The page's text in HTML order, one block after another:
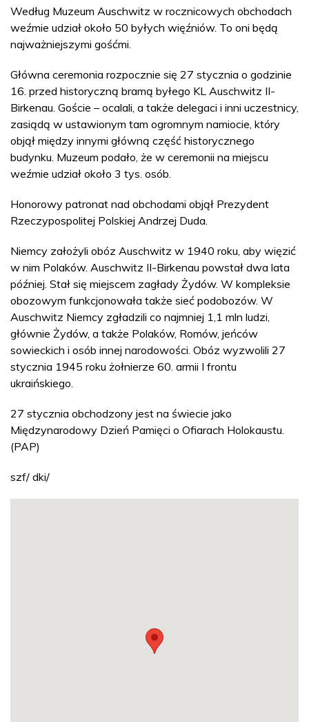
Według Muzeum Auschwitz w rocznicowych obchodach
weźmie udział około 50 byłych więźniów. To oni będą
najważniejszymi gośćmi.
Główna ceremonia rozpocznie się 27 stycznia o godzinie
16. przed historyczną bramą byłego KL Auschwitz II-
Birkenau. Goście – ocalali, a także delegaci i inni uczestnicy,
zasiądą w ustawionym tam ogromnym namiocie, który
objął między innymi główną część historycznego
budynku. Muzeum podało, że w ceremonii na miejscu
weźmie udział około 3 tys. osób.
Honorowy patronat nad obchodami objął Prezydent
Rzeczypospolitej Polskiej Andrzej Duda.
Niemcy założyli obóz Auschwitz w 1940 roku, aby więzić
w nim Polaków. Auschwitz II-Birkenau powstał dwa lata
później. Stał się miejscem zagłady Żydów. W kompleksie
obozowym funkcjonowała także sieć podobozów. W
Auschwitz Niemcy zgładzili co najmniej 1,1 mln ludzi,
głównie Żydów, a także Polaków, Romów, jeńców
sowieckich i osób innej narodowości. Obóz wyzwolili 27
stycznia 1945 roku żołnierze 60. armii I frontu
ukraińskiego.
27 stycznia obchodzony jest na świecie jako
Międzynarodowy Dzień Pamięci o Ofiarach Holokaustu.
(PAP)
szf/ dki/